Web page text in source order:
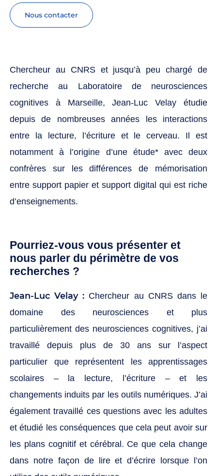
nous contacter
Chercheur au CNRS et jusqu’à peu chargé de
recherche au Laboratoire de neurosciences
cognitives à Marseille, Jean-Luc Velay étudie
depuis de nombreuses années les interactions
entre la lecture, l’écriture et le cerveau. Il est
notamment à l’origine d’une étude* avec deux
confrères sur les différences de mémorisation
entre support papier et support digital qui est riche
d’enseignements.
Pourriez-vous vous présenter et
nous parler du périmètre de vos
recherches ?
Jean-Luc Velay : Chercheur au CNRS dans le
domaine des neurosciences et plus
particulièrement des neurosciences cognitives, j’ai
travaillé depuis plus de 30 ans sur l’aspect
particulier que représentent les apprentissages
scolaires – la lecture, l’écriture – et les
changements induits par les outils numériques. J’ai
également travaillé ces questions avec les adultes
et étudié les conséquences que cela peut avoir sur
les plans cognitif et cérébral. Ce que cela change
dans notre façon de lire et d’écrire lorsque l’on